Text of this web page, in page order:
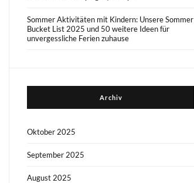
Sommer Aktivitäten mit Kindern: Unsere Sommer
Bucket List 2025 und 50 weitere Ideen für
unvergessliche Ferien zuhause
Archiv
Oktober 2025
September 2025
August 2025